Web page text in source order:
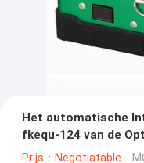
Het automatische
fkequ-124 van de
Prijs：Negotiatable